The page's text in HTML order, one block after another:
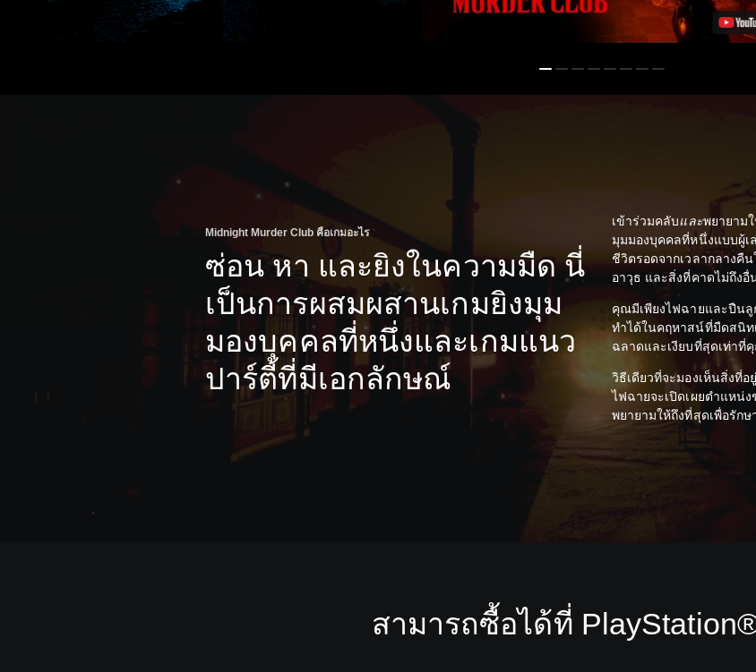
Midnight Murder Club คือเกมอะไร
ซ่อน หา และยิงในความมืด นี่
เป็นการผสมผสานเกมยิงมุม
มองบุคคลที่หนึ่งและเกมแนว
ปาร์ตี้ที่มีเอกลักษณ์
เข้าร่วมคลับและพยายาม
มุมมองบุคคลที่หนึ่งแบบผู้เ
ชีวิตรอดจากเวลากลางคื
อาวุธ และสิ่งที่คาดไม่ถึงอื่
คุณมีเพียงไฟฉายและปืนลู
ทำได้ในคฤหาสน์ที่มืดสนิ
ฉลาดและเงียบที่สุดเท่าที่
วิธีเดียวที่จะมองเห็นสิ่งที่
ไฟฉายจะเปิดเผยตำแหน่
พยายามให้ถึงที่สุดเพื่อรักษ
สามารถซื้อได้ที่